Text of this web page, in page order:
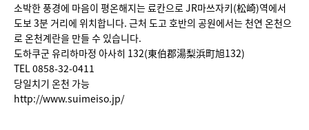
소박한 풍경에 마음이 평온해지는 료칸으로 JR마쓰자키(松崎)역에서
도보 3분 거리에 위치합니다. 근처 도고 호반의 공원에서는 천연 온천으
로 온천계란을 만들 수 있습니다.
도하쿠군 유리하마정 아사히 132(東伯郡湯梨浜町旭132)
TEL 0858-32-0411
당일치기 온천 가능
http://www.suimeiso.jp/